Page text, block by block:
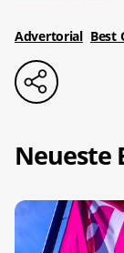
Advertorial Best
Neueste